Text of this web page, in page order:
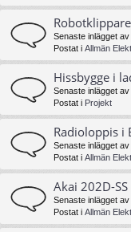
Senaste inlägget av
Postat i Allmän
Hissbygge i
Senaste inlägget av
Postat i Projekt
Radioloppis i
Senaste inlägget av
Postat i Allmän
Akai 202D-
Senaste inlägget av
Postat i Allmän